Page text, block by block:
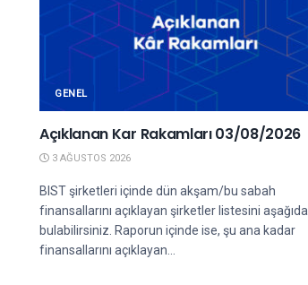
GENEL
Açıklanan Kar Rakamları 03/08/2026
3 AĞUSTOS 2026
BIST şirketleri içinde dün akşam/bu sabah
finansallarını açıklayan şirketler listesini aşağıda
bulabilirsiniz. Raporun içinde ise, şu ana kadar
finansallarını açıklayan...